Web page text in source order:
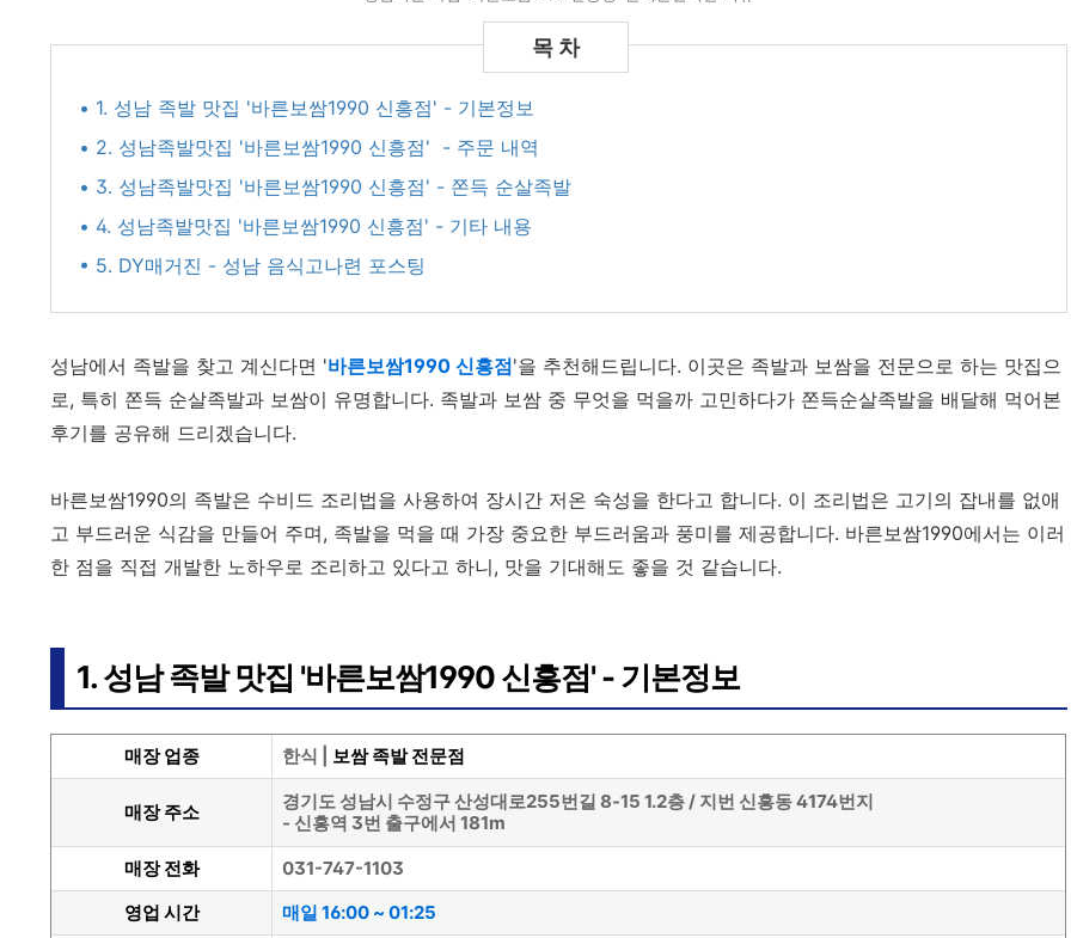
• 1. 성남 족발 맛집 '바른보쌈1990 신흥점' - 기본정보
• 2. 성남족발맛집 '바른보쌈1990 신흥점' - 주문 내역
• 3. 성남족발맛집 '바른보쌈1990 신흥점' - 쫀득 순살족발
• 4. 성남족발맛집 '바른보쌈1990 신흥점' - 기타 내용
• 5. DY매거진 - 성남 음식고나련 포스팅
성남에서 족발을 찾고 계신다면 '바른보쌈1990 신흥점'을 추천해드립니다. 이곳은 족발과 보쌈을 전문으로 하는 맛집으
로, 특히 쫀득 순살족발과 보쌈이 유명합니다. 족발과 보쌈 중 무엇을 먹을까 고민하다가 쫀득순살족발을 배달해 먹어본
후기를 공유해 드리겠습니다.
바른보쌈1990의 족발은 수비드 조리법을 사용하여 장시간 저온 숙성을 한다고 합니다. 이 조리법은 고기의 잡내를 없애
고 부드러운 식감을 만들어 주며, 족발을 먹을 때 가장 중요한 부드러움과 풍미를 제공합니다. 바른보쌈1990에서는 이러
한 점을 직접 개발한 노하우로 조리하고 있다고 하니, 맛을 기대해도 좋을 것 같습니다.
1. 성남 족발 맛집 '바른보쌈1990 신흥점' - 기본정보
매장 업종 한식 | 보쌈 족발 전문점
매장 주소
경기도 성남시 수정구 산성대로255번길 8-15 1.2층 / 지번 신흥동 4174번지
- 신흥역 3번 출구에서 181m
매장 전화
031-747-1103
영업 시간
매일 16:00 ~ 01:25